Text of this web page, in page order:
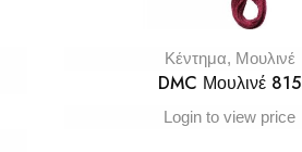
Κέντημα, Μουλινέ
DMC Μουλινέ 815
Login to view price